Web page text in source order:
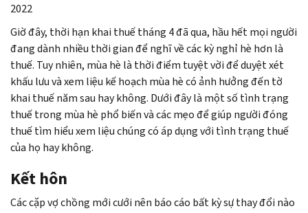
2022
Giờ đây, thời hạn khai thuế tháng 4 đã qua, hầu hết mọi người
đang dành nhiều thời gian để nghĩ về các kỳ nghỉ hè hơn là
thuế. Tuy nhiên, mùa hè là thời điểm tuyệt vời để duyệt xét
khấu lưu và xem liệu kế hoạch mùa hè có ảnh hưởng đến tờ
khai thuế năm sau hay không. Dưới đây là một số tình trạng
thuế trong mùa hè phổ biến và các mẹo để giúp người đóng
thuế tìm hiểu xem liệu chúng có áp dụng với tình trạng thuế
của họ hay không.
Kết hôn
Các cặp vợ chồng mới cưới nên báo cáo bất kỳ sự thay đổi nào